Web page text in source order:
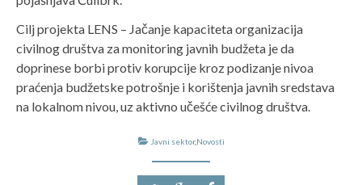
Cilj projekta LENS – Jačanje kapaciteta organizacija
civilnog društva za monitoring javnih budžeta je da
doprinese borbi protiv korupcije kroz podizanje nivoa
praćenja budžetske potrošnje i korištenja javnih sredstava
na lokalnom nivou, uz aktivno učešće civilnog društva.
Javni sektor,Novosti